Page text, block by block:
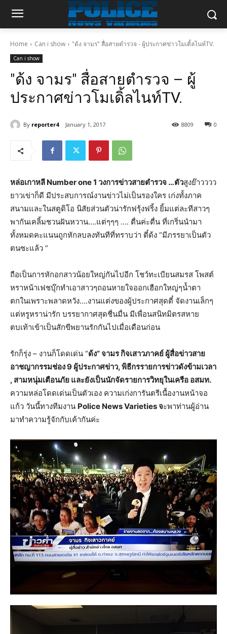
Home Can i show "ด้ง จามร" สื่อสายตำรวจ - ผู้ประกาศข่าวโมเดิ้ลไนท์TV.
Can i show
"ด้ง จามร" สื่อสายตำรวจ – ผู้
ประกาศข่าวโมเดิ้ลไนท์TV.
By reporter4 January 1, 2017 0
8809
หล่อเกาหลี Number one 1 วงการข่าวสายตำรวจ …ตัวสูงย๊าวววว
ยาวเข่าก็ดี มีประสบการณ์งานข่าวไม่เป็นรองใคร เก่งทั้งภาค
สนามและในสตูดิโอ นิสัยส่วนตัวน่ารักฟรุ้งฟริ้ง ยิ้มแต่ละทีสาวๆ
พากันเคลิ้มชวนฝันหวาน….แต่ๆๆๆ …. ตื่นค่ะตื่น ที่เกริ่นนำมา
ทั้งหมดคะแนนถูกหักลบลงทันทีที่ทราบว่า ตี๋ด้ง “มีภรรยาเป็นตัว
ตนซะแล้ว “
ถือเป็นการหักอกสาวน้อยใหญ่กันไปอีก โชว์ทะเบียนสมรส โพสต์
หราหน้าเฟชบุ๊กทำเอาสาวๆถอนหายใจออกเฮือกใหญ่ๆน้ำตา
ตกในเพราะพลาดหวัง….งานแต่งของผู้ประกาศสุดตี๋ จัดงานเล็กๆ
แต่หรูหราน่ารัก บรรยากาศสุดชื่นมื่น มีเพื่อนสนิทมิตรสหาย
ตบเท้าเข้าเป็นสักขีพยานรักกันไปเมื่อเดือนก่อน
รักก็รุ่ง – งานก็โดดเด่น “ด้ง” จามร กิจเสาวภาคย์ ผู้สื่อข่าวสาย
อาชญากรรมช่อง 9 ผู้ประกาศข่าว, พิธีกรรายการข่าวดังข้ามเวลา
, สามหนุ่มเตือนภัย และยังเป็นนักจัดรายการวิทยุในเครือ อสมท.
ความหล่อโดดเด่นเป็นตัวเอง ความเก่งการันตรีเนื้องานหน้าจอ
แก้ว วันนี้ทางทีมงาน Police News Varieties จะพาท่านผู้อ่าน
มาทำความรู้จักกับเค้ากันค่ะ